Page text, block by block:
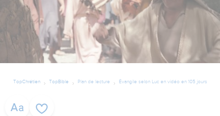
TopChrétien TopBible Plan de lecture Évangile selon Luc en vidéo en 105 jours